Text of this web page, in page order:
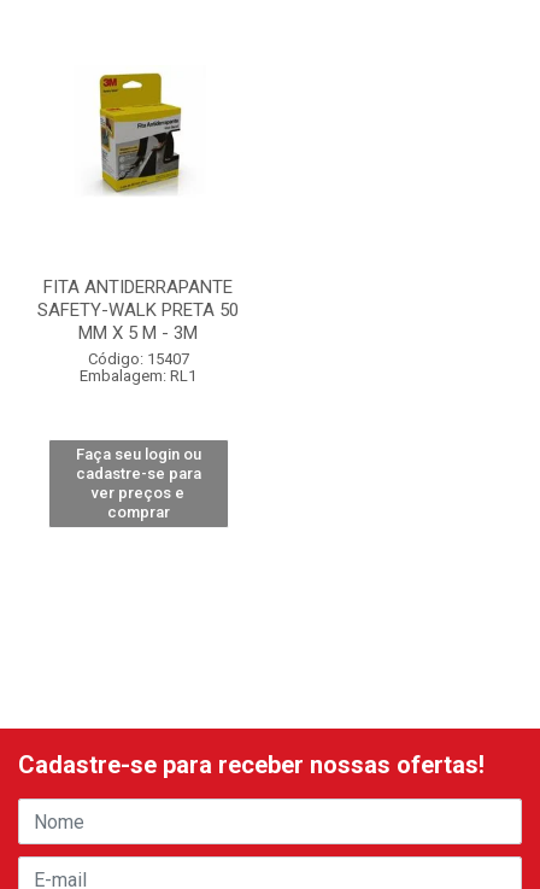
FITA ANTIDERRAPANTE
SAFETY-WALK PRETA 50
MM X 5 M - 3M
Código: 15407
Embalagem: RL1
Faça seu login ou
cadastre-se para
ver preços e
comprar
Cadastre-se para receber nossas ofertas!